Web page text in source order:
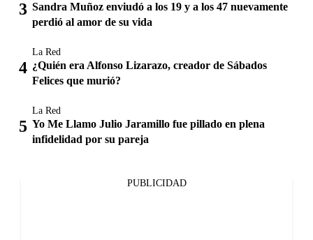
Sandra Muñoz enviudó a los 19 y a los 47 nuevamente
perdió al amor de su vida
La Red
¿Quién era Alfonso Lizarazo, creador de Sábados
Felices que murió?
La Red
Yo Me Llamo Julio Jaramillo fue pillado en plena
infidelidad por su pareja
PUBLICIDAD